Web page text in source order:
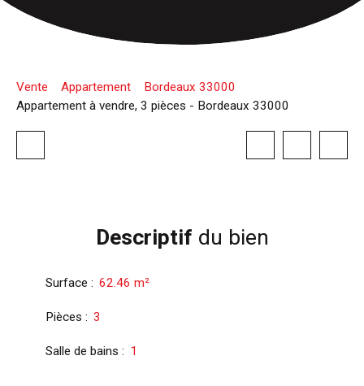
Vente Appartement
Bordeaux 33000
Appartement à vendre, 3 pièces - Bordeaux 33000
Descriptif du bien
Surface : 62.46 m²
Pièces : 3
Salle de bains : 1